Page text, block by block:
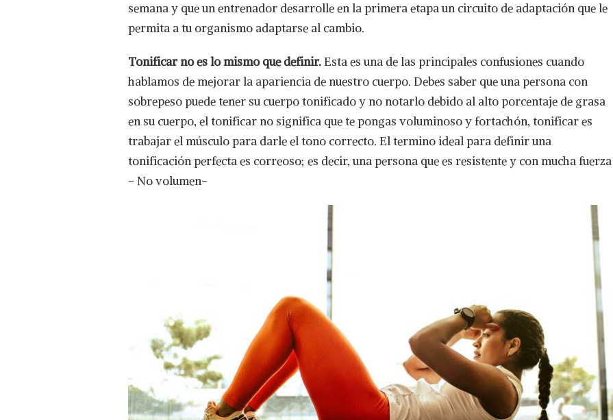
semana y que un entrenador desarrolle en la primera etapa un circuito de adaptación que le
permita a tu organismo adaptarse al cambio.
Tonificar no es lo mismo que definir.Esta es una de las principales confusiones cuando
hablamos de mejorar la apariencia de nuestro cuerpo. Debes saber que una persona con
sobrepeso puede tener su cuerpo tonificado y no notarlo debido al alto porcentaje de grasa
en su cuerpo, el tonificar no significa que te pongas voluminoso y fortachón, tonificar es
trabajar el músculo para darle el tono correcto. El termino ideal para definir una
tonificación perfecta es correoso; es decir, una persona que es resistente y con mucha fuerza
– No volumen-